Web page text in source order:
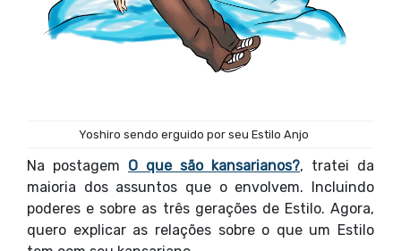
Yoshiro sendo erguido por seu Estilo Anjo
Na postagem O que são kansarianos?, tratei da
maioria dos assuntos que o envolvem. Incluindo
poderes e sobre as três gerações de Estilo. Agora,
quero explicar as relações sobre o que um Estilo